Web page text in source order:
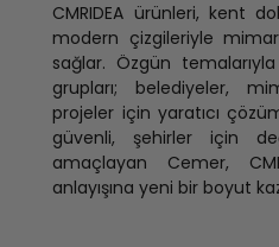
CMRIDEA ürünleri, kent
modern çizgileriyle
sağlar. Özgün
grupları; belediyeler,
projeler için yaratıcı
güvenli, şehirler için
amaçlayan Cemer,
anlayışına yeni bir boyut